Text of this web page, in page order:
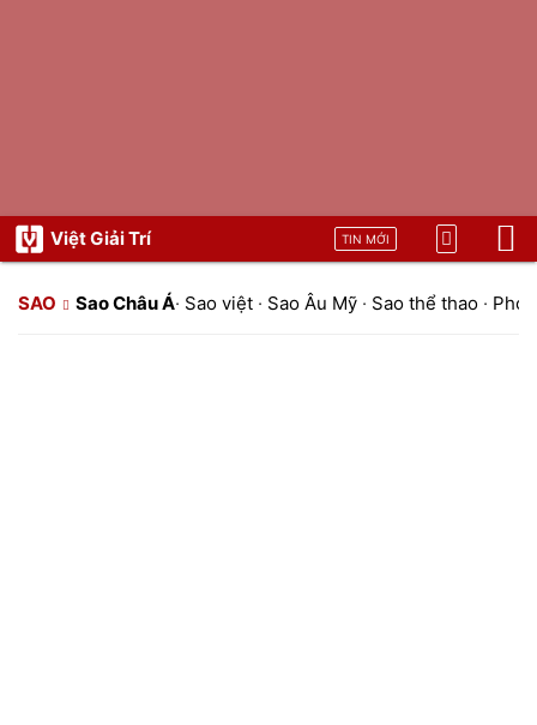
Việt Giải Trí TIN MỚI
SAO Sao Châu Á· Sao việt · Sao Âu Mỹ · Sao thể thao ·